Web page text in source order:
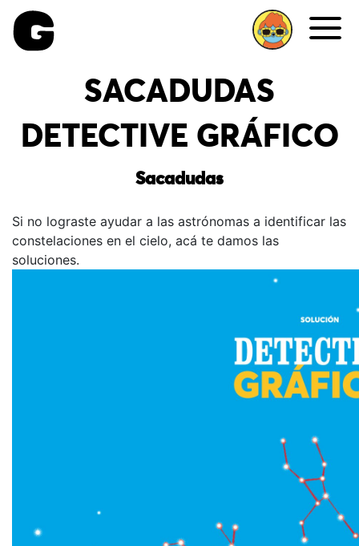
SACADUDAS
DETECTIVE GRÁFICO
Sacadudas
Si no lograste ayudar a las astrónomas a identificar las
constelaciones en el cielo, acá te damos las
soluciones.